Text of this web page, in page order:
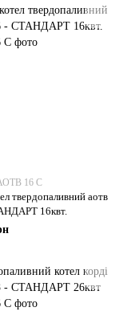
16 С
твердопаливний аотв
16квт.